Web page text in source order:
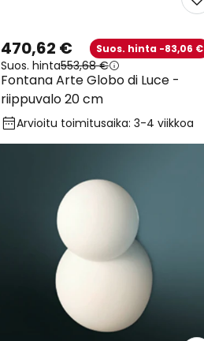
Fontana Arte Globo di Luce -
riippuvalo 20 cm
470,62 € Suos. hinta -83,06 €
Suos. hinta553,68 €
Arvioitu toimitusaika: 3-4 viikkoa